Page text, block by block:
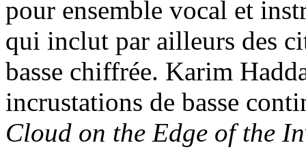
pour ensemble vocal et
qui inclut par ailleurs des
basse chiffrée. Karim
incrustations de basse
Cloud on the Edge of the